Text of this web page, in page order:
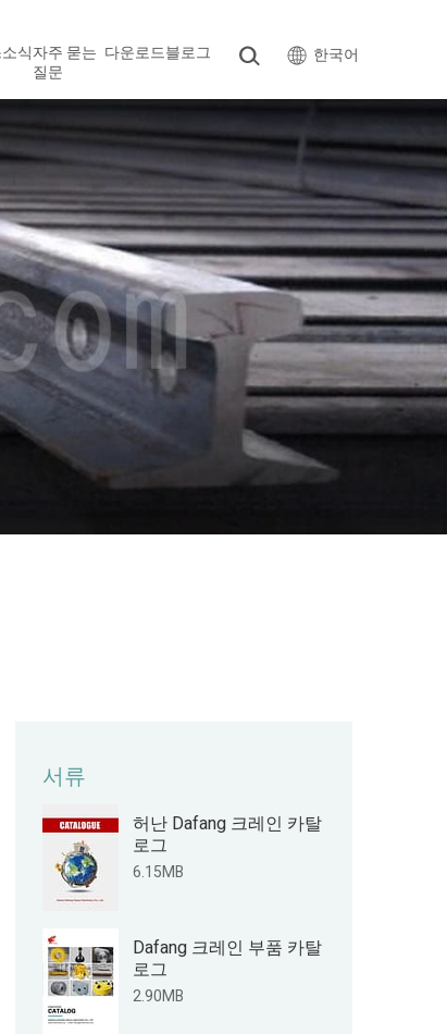
소식자주 묻는
질문
다운로드블로그 한국어
서류
허난 Dafang 크레인 카탈
로그
6.15MB
Dafang 크레인 부품 카탈
로그
2.90MB